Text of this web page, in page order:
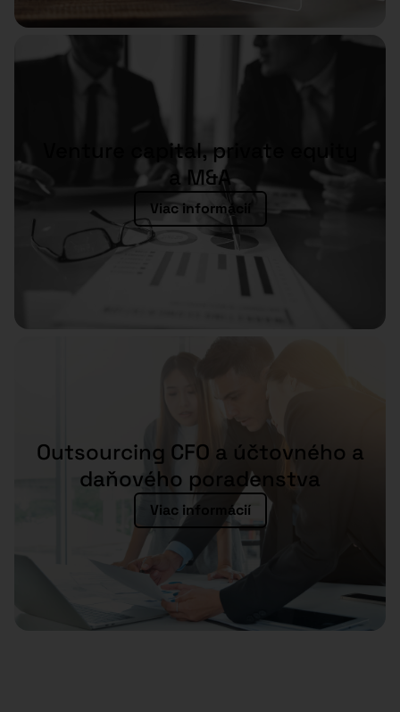
Venture capital, private equity
a M&A
Viac informácií
Outsourcing CFO a účtovného a
daňového poradenstva
Viac informácií